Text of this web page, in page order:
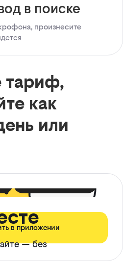
в поиске
произнесите
тариф,
как
или
— без
в приложении